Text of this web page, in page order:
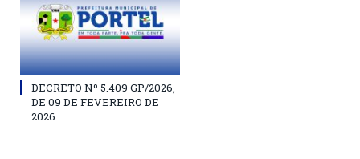
DECRETO Nº 5.409 GP/2026,
DE 09 DE FEVEREIRO DE
2026